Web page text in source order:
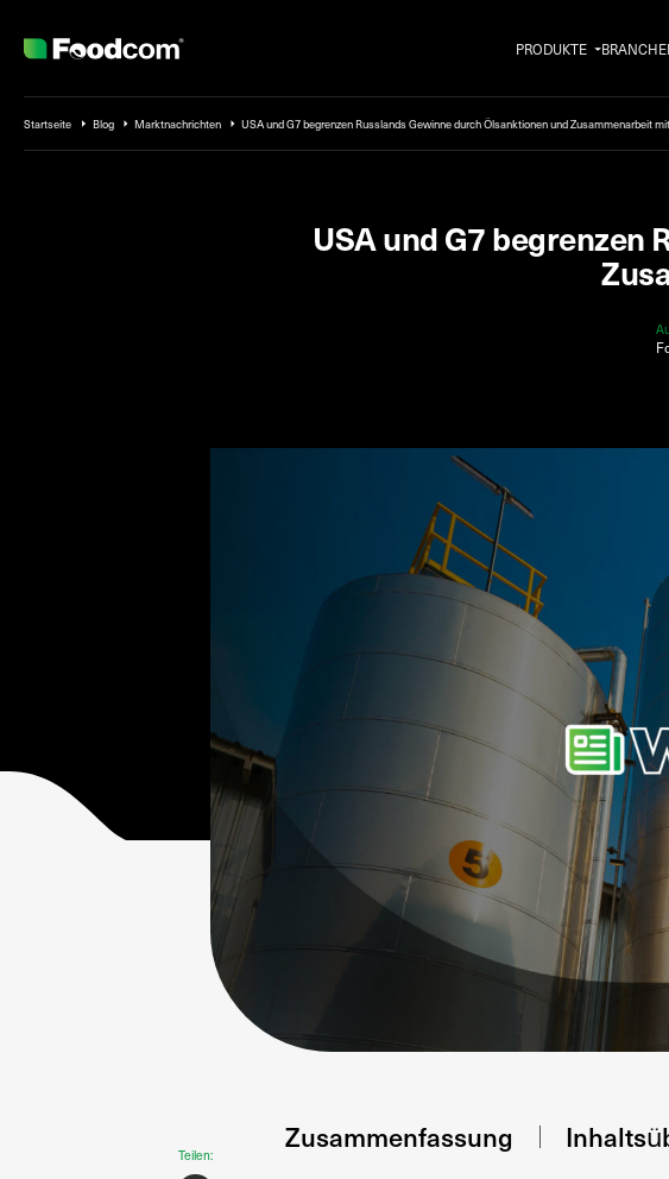
PRODUKTE
Startseite Blog Marktnachrichten USA und G7 begrenzen Russlands Gewinne durch Ölsanktionen und Zusammenarbeit
USA und G7 begrenzen
Teilen:
Zusammenfassung